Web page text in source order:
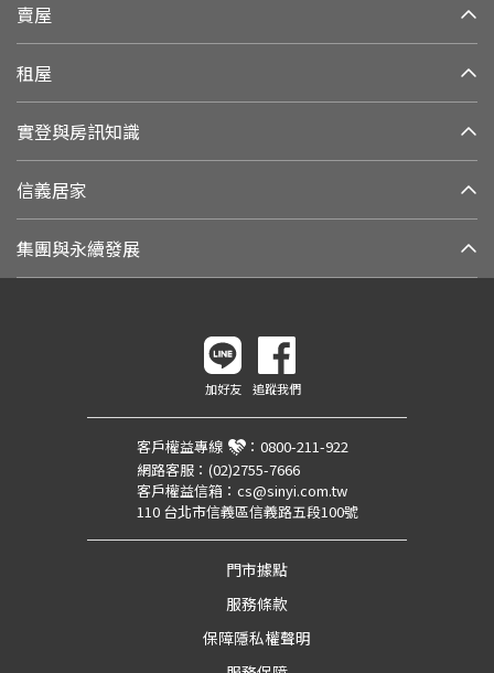
賣屋
租屋
實登與房訊知識
信義居家
集團與永續發展
加好友 追蹤我們
客戶權益專線 ： 0800-211-922
網路客服： (02)2755-7666
客戶權益信箱： cs@sinyi.com.tw
110 台北市信義區信義路五段100號
門市據點
服務條款
保障隱私權聲明